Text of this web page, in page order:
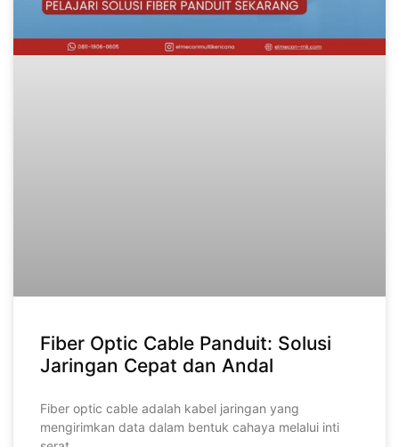
Fiber Optic Cable Panduit: Solusi
Jaringan Cepat dan Andal
Fiber optic cable adalah kabel jaringan yang
mengirimkan data dalam bentuk cahaya melalui inti